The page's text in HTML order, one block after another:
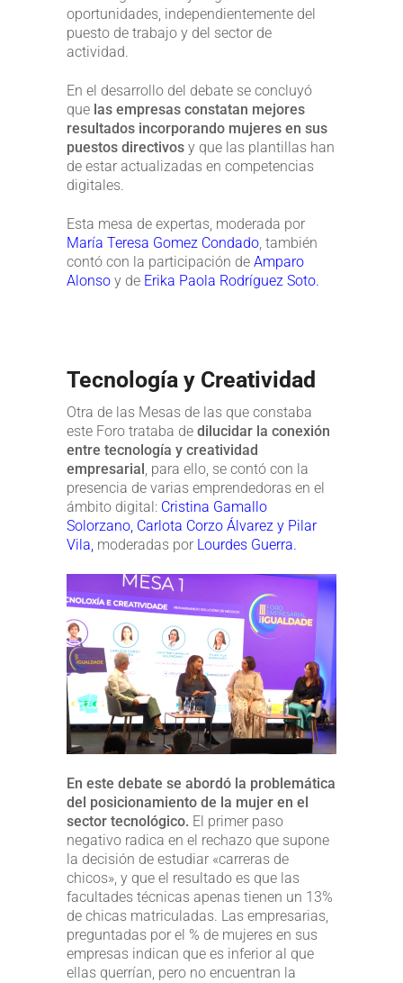
oportunidades, independientemente del
puesto de trabajo y del sector de
actividad.
En el desarrollo del debate se concluyó
que las empresas constatan mejores
resultados incorporando mujeres en sus
puestos directivos y que las plantillas han
de estar actualizadas en competencias
digitales.
Esta mesa de expertas, moderada por
María Teresa Gomez Condado, también
contó con la participación de Amparo
Alonso y de Erika Paola Rodríguez Soto.
Tecnología y Creatividad
Otra de las Mesas de las que constaba
este Foro trataba de dilucidar la conexión
entre tecnología y creatividad
empresarial, para ello, se contó con la
presencia de varias emprendedoras en el
ámbito digital: Cristina Gamallo
Solorzano, Carlota Corzo Álvarez y Pilar
Vila, moderadas por Lourdes Guerra.
En este debate se abordó la problemática
del posicionamiento de la mujer en el
sector tecnológico. El primer paso
negativo radica en el rechazo que supone
la decisión de estudiar «carreras de
chicos», y que el resultado es que las
facultades técnicas apenas tienen un 13%
de chicas matriculadas. Las empresarias,
preguntadas por el % de mujeres en sus
empresas indican que es inferior al que
ellas querrían, pero no encuentran la